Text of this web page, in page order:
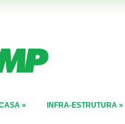
» INFRA-ESTRUTURA »